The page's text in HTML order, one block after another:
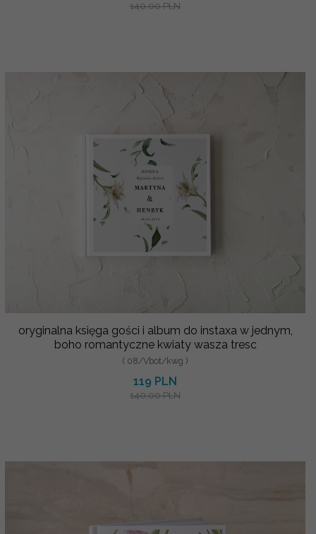
140.00 PLN
oryginalna księga gości i album do instaxa w jednym,
boho romantyczne kwiaty wasza tresc
( 08/Vbot/kwg )
119 PLN
140.00 PLN